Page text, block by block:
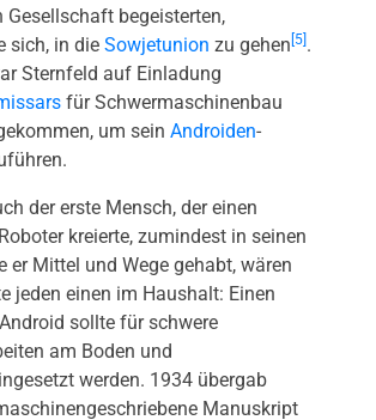
Gesellschaft begeisterten,
sich, in die Sowjetunion zu gehen [5].
Sternfeld auf Einladung
für Schwermaschinenbau
um sein Androiden-
der erste Mensch, der einen
kreierte, zumindest in seinen
er Mittel und Wege gehabt, wären
jeden einen im Haushalt: Einen
sollte für schwere
am Boden und
werden. 1934 übergab
Manuskript